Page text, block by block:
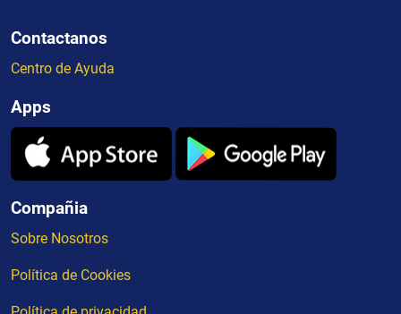
Contactanos
Centro de Ayuda
Apps
Compañia
Sobre Nosotros
Política de Cookies